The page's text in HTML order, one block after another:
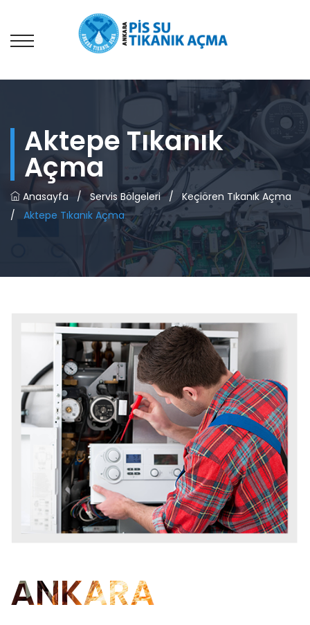
Aktepe Tıkanık
Açma
Anasayfa / Servis Bölgeleri / Keçiören Tıkanık Açma
/
Aktepe Tıkanık Açma
ANKARA